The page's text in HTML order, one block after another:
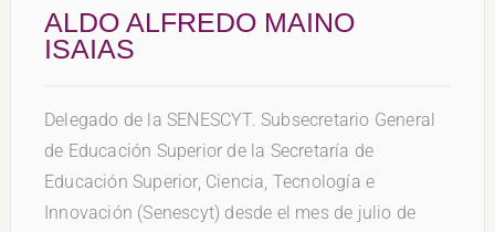
ALDO ALFREDO MAINO
ISAIAS
Delegado de la SENESCYT. Subsecretario General
de Educación Superior de la Secretaría de
Educación Superior, Ciencia, Tecnología e
Innovación (Senescyt) desde el mes de julio de